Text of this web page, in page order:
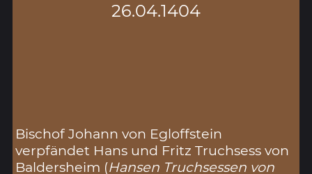
26.04.1404
Bischof Johann von Egloffstein
verpfändet Hans und Fritz Truchsess von
Baldersheim (Hansen Truchsessen von